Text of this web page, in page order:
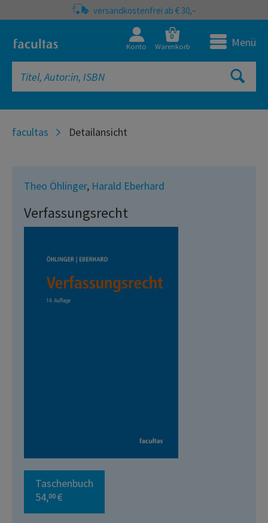
versandkostenfrei ab € 30,–
Konto
0
Warenkorb Menü
facultas Detailansicht
Theo Öhlinger, Harald Eberhard
Verfassungsrecht
Taschenbuch
54,00 €